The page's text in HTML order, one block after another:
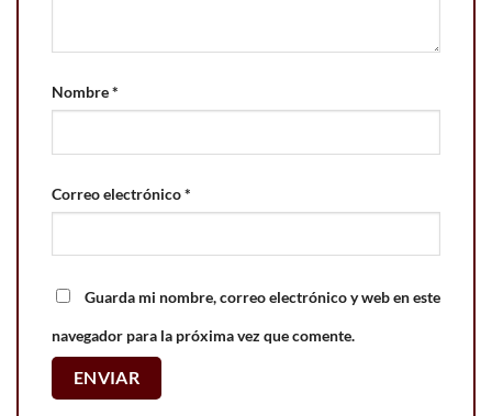
Nombre*
Correo electrónico*
Guarda mi nombre, correo electrónico y web en este
navegador para la próxima vez que comente.